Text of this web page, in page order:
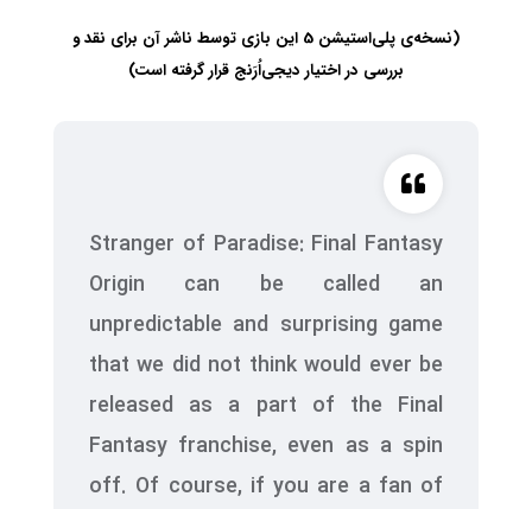
(نسخه‌ی پلی‌استیشن 5 این بازی توسط ناشر آن برای نقد و
بررسی در اختیار دیجی‌اُرَنج قرار گرفته است)
Stranger of Paradise: Final Fantasy
Origin can be called an
unpredictable and surprising game
that we did not think would ever be
released as a part of the Final
Fantasy franchise, even as a spin
off. Of course, if you are a fan of